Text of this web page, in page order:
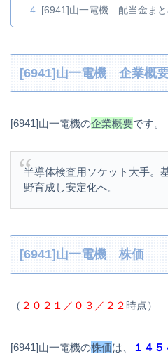
[6941]山一電機 配当金まと
[6941]山一電機 企業概
[6941]山一電機の企業概要です。
半導体検査用ソケット大手。
野育成し安定化へ。
[6941]山一電機 株価
（ ２０２１／０３／２２時点）
[6941]山一電機の株価は、 １４５